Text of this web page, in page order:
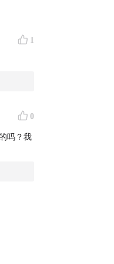
等等
1
0
吗？我